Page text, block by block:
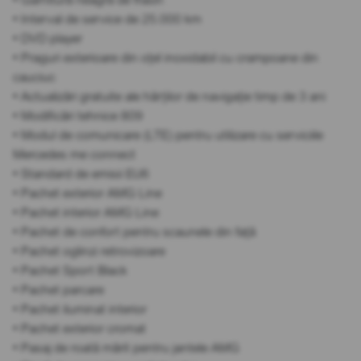
• Interval de service de 25.000 km
• DVD player
• Praguri exterioare din oțel inoxidabil cu crampoane din
cauciuc
• Actualizări gratuite ale hărților de navigație timp de 3 ani
• Modificări tehnice 809
• Modul de comunicare (LTE) pentru utilizare cu serviciile
Mercedes me connect
• Standard de emisii EU6
• Pachet exterior AMG Line
• Pachet interior AMG Line
• Pachet de confort pentru scaunele din față
• Pachet oglinzi retrovizoare
• Pachet Sport Black
• Pachet parcare
• Pachet iluminat interior
• Pachet exterior cromat
• Pasaj de roată mărit pentru jantele AMG